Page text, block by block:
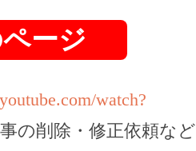
ージ
watch?
事の削除・修正依頼など